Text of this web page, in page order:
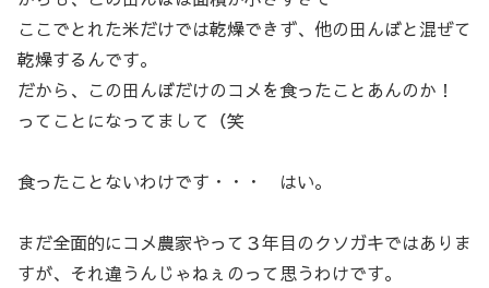
ここでとれた米だけでは乾燥できず、他の田んぼと混ぜて
乾燥するんです。
だから、この田んぼだけのコメを食ったことあんのか！
ってことになってまして（笑
食ったことないわけです・・・ はい。
まだ全面的にコメ農家やって３年目のクソガキではありま
すが、それ違うんじゃねぇのって思うわけです。